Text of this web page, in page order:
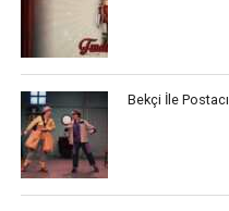
Bekçi İle Postacı